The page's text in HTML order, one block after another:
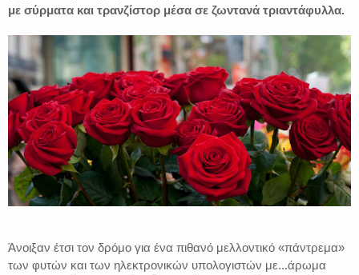
με σύρματα και τρανζίστορ μέσα σε ζωντανά τριαντάφυλλα.
Άνοιξαν έτσι τον δρόμο για ένα πιθανό μελλοντικό «πάντρεμα»
των φυτών και των ηλεκτρονικών υπολογιστών με...άρωμα